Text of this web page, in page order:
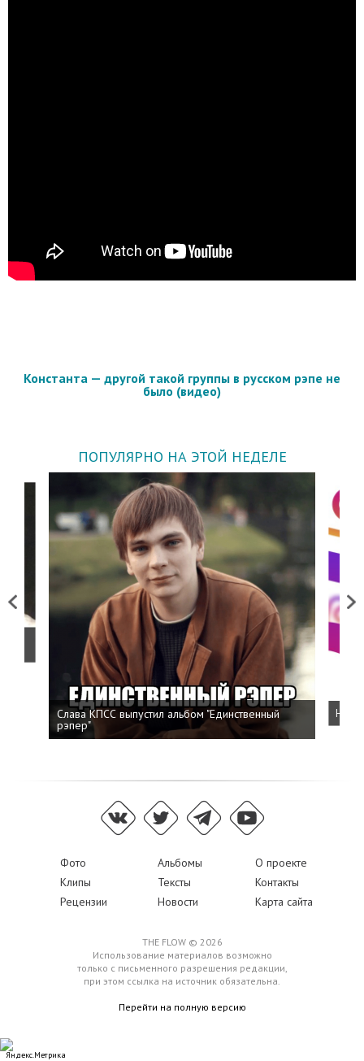
Константа — другой такой группы в русском рэпе не
было (видео)
ПОПУЛЯРНО НА ЭТОЙ НЕДЕЛЕ
Previous
Слава КПСС выпустил альбом "Единственный
рэпер"
Next
Фото Альбомы
О проекте
Клипы
Тексты
Контакты
Рецензии
Новости Карта сайта
THE FLOW © 2026
Использование материалов возможно
только с письменного разрешения редакции,
при этом ссылка на источник обязательна.
Перейти на полную версию